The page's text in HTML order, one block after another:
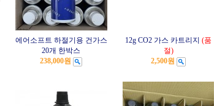
에어소프트 하절기용 건가스
20개 한박스
238,000원
12g CO2 가스 카트리지 (품
절)
2,500원